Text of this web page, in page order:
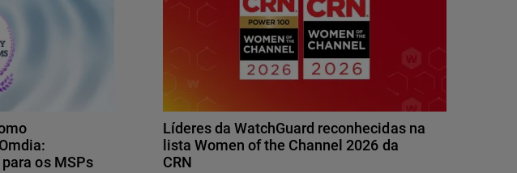
os MSPs
Líderes da WatchGuard reconhecidas na
lista Women of the Channel 2026 da
CRN